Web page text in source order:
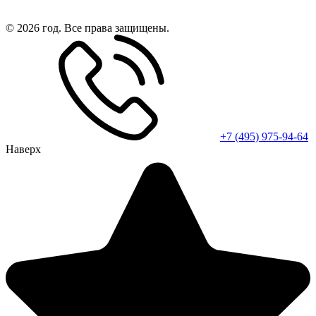
© 2026 год. Все права защищены.
+7 (495) 975-94-64
Наверх